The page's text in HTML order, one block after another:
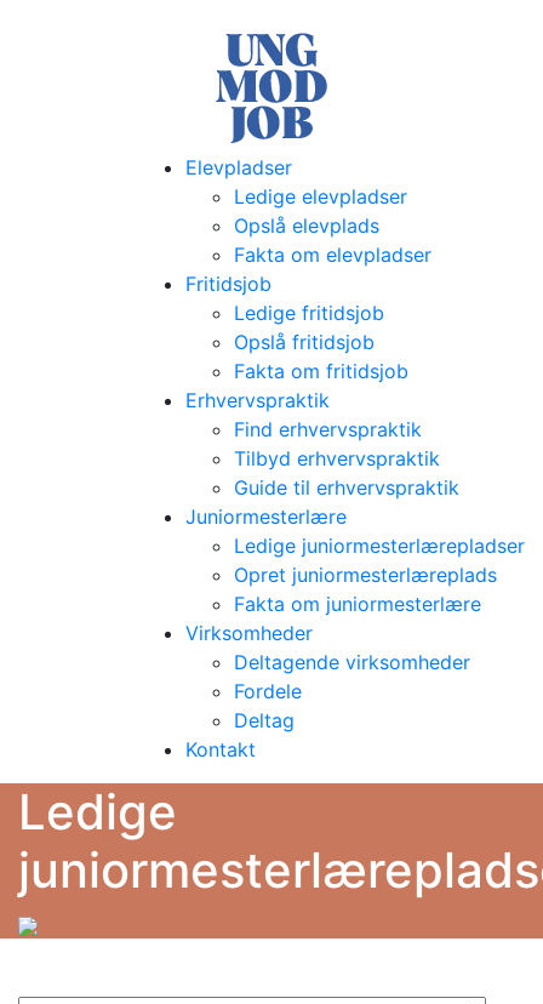
Elevpladser
Ledige elevpladser
Opslå elevplads
Fakta om elevpladser
Fritidsjob
Ledige fritidsjob
Opslå fritidsjob
Fakta om fritidsjob
Erhvervspraktik
Find erhvervspraktik
Tilbyd erhvervspraktik
Guide til erhvervspraktik
Juniormesterlære
Ledige juniormesterlærepladser
Opret juniormesterlæreplads
Fakta om juniormesterlære
Virksomheder
Deltagende virksomheder
Fordele
Deltag
Kontakt
Ledige